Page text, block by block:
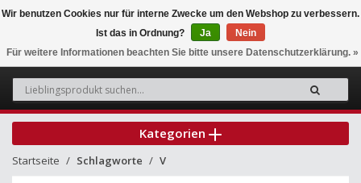
0
Kategorien
Startseite Schlagworte V
Wir benutzen Cookies nur für interne Zwecke um den Webshop zu verbessern.
Ist das in Ordnung?
Ja
Nein
Für weitere Informationen beachten Sie bitte unsere Datenschutzerklärung. »